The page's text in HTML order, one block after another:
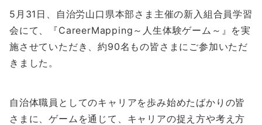
5月31日、自治労山口県本部さま主催の新入組合員学習
会にて、『CareerMapping～人生体験ゲーム～』を実
施させていただき、約90名もの皆さまにご参加いただ
きました。
自治体職員としてのキャリアを歩み始めたばかりの皆
さまに、ゲームを通じて、キャリアの捉え方や考え方